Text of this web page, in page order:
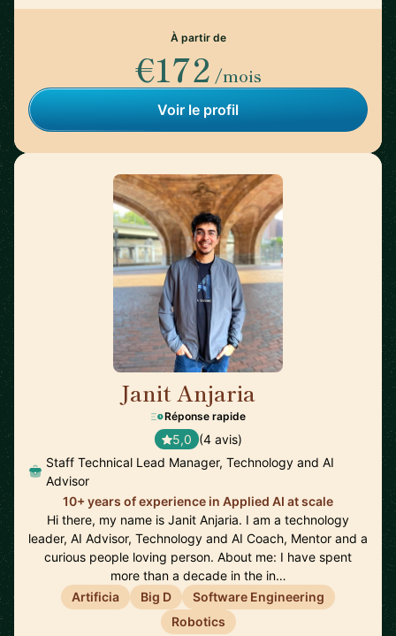
À partir de
€172 /mois
Voir le profil
Janit Anjaria
Réponse rapide
5,0 (4 avis)
Staff Technical Lead Manager, Technology and AI
Advisor
10+ years of experience in Applied AI at scale
Hi there, my name is Janit Anjaria. I am a technology
leader, AI Advisor, Technology and AI Coach, Mentor and a
curious people loving person. About me: I have spent
more than a decade in the in…
Artificia
Big D
Software Engineering
Robotics